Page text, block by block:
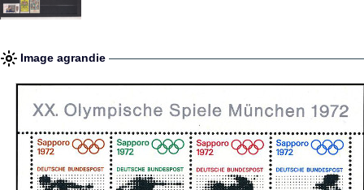
Image agrandie